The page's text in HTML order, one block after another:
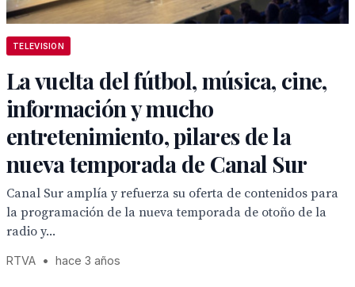
TELEVISION
La vuelta del fútbol, música, cine,
información y mucho
entretenimiento, pilares de la
nueva temporada de Canal Sur
Canal Sur amplía y refuerza su oferta de contenidos para
la programación de la nueva temporada de otoño de la
radio y...
RTVA • hace 3 años